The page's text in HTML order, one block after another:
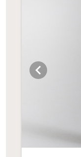
chevron_left